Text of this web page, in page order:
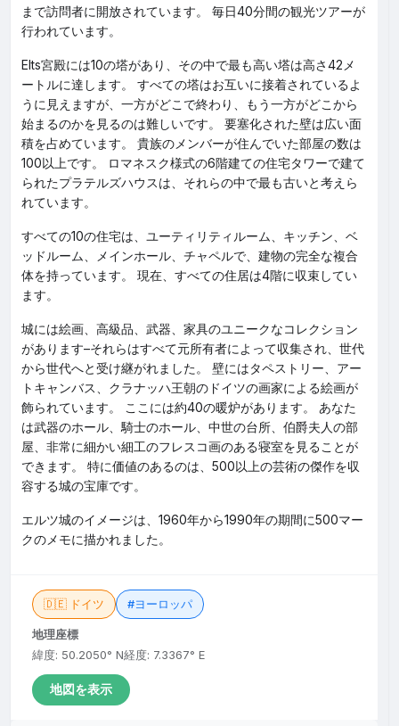
まで訪問者に開放されています。 毎日40分間の観光ツアーが
行われています。
Elts宮殿には10の塔があり、その中で最も高い塔は高さ42メ
ートルに達します。 すべての塔はお互いに接着されているよ
うに見えますが、一方がどこで終わり、もう一方がどこから
始まるのかを見るのは難しいです。 要塞化された壁は広い面
積を占めています。 貴族のメンバーが住んでいた部屋の数は
100以上です。 ロマネスク様式の6階建ての住宅タワーで建て
られたプラテルズハウスは、それらの中で最も古いと考えら
れています。
すべての10の住宅は、ユーティリティルーム、キッチン、ベ
ッドルーム、メインホール、チャペルで、建物の完全な複合
体を持っています。 現在、すべての住居は4階に収束してい
ます。
城には絵画、高級品、武器、家具のユニークなコレクション
があります–それらはすべて元所有者によって収集され、世代
から世代へと受け継がれました。 壁にはタペストリー、アー
トキャンバス、クラナッハ王朝のドイツの画家による絵画が
飾られています。 ここには約40の暖炉があります。 あなた
は武器のホール、騎士のホール、中世の台所、伯爵夫人の部
屋、非常に細かい細工のフレスコ画のある寝室を見ることが
できます。 特に価値のあるのは、500以上の芸術の傑作を収
容する城の宝庫です。
エルツ城のイメージは、1960年から1990年の期間に500マー
クのメモに描かれました。
🇩🇪 ドイツ #ヨーロッパ
地理座標
緯度: 50.2050° N経度: 7.3367° E
地図を表示